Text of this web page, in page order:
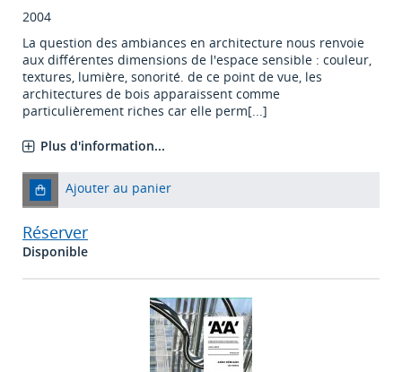
2004
La question des ambiances en architecture nous renvoie
aux différentes dimensions de l'espace sensible : couleur,
textures, lumière, sonorité. de ce point de vue, les
architectures de bois apparaissent comme
particulièrement riches car elle perm[...]
Plus d'information...
Ajouter au panier
Réserver
Disponible